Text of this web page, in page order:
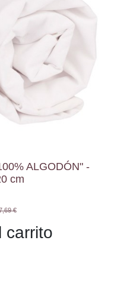
ALGODÓN" -
cm
€
carrito